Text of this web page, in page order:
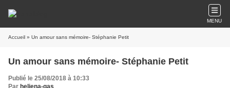
MENU
Accueil » Un amour sans mémoire- Stéphanie Petit
Un amour sans mémoire- Stéphanie Petit
Publié le 25/08/2018 à 10:33
Par heliena-gas